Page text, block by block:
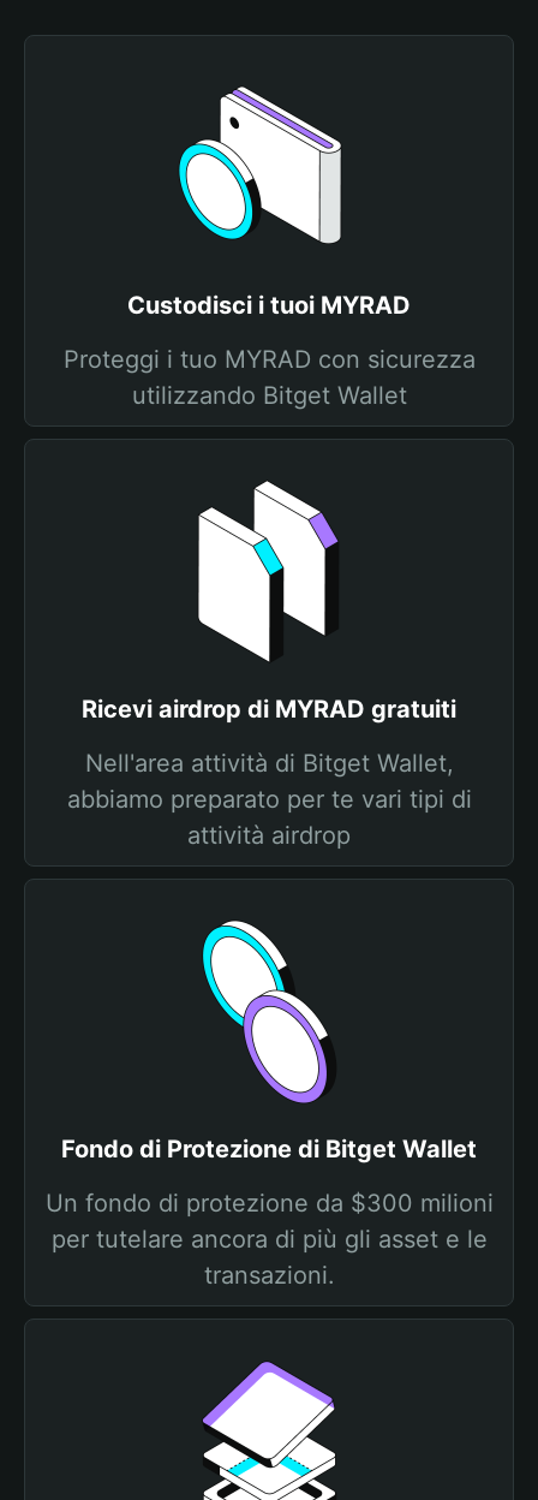
Custodisci i tuoi MYRAD
Proteggi i tuo MYRAD con sicurezza
utilizzando Bitget Wallet
Ricevi airdrop di MYRAD gratuiti
Nell'area attività di Bitget Wallet,
abbiamo preparato per te vari tipi di
attività airdrop
Fondo di Protezione di Bitget Wallet
Un fondo di protezione da $300 milioni
per tutelare ancora di più gli asset e le
transazioni.